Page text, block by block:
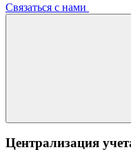
Связаться с нами
Централизация